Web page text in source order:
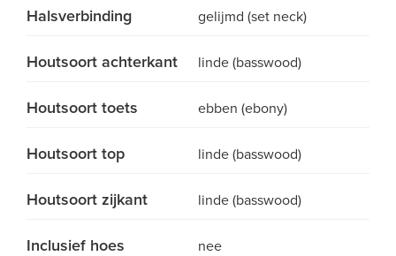
Halsverbinding gelijmd (set neck)
Houtsoort achterkant linde (basswood)
Houtsoort toets ebben (ebony)
Houtsoort top linde (basswood)
Houtsoort zijkant linde (basswood)
Inclusief hoes nee